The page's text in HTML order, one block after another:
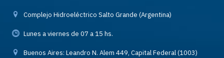
Complejo Hidroeléctrico Salto Grande (Argentina)
Lunes a viernes de 07 a 15 hs.
Buenos Aires: Leandro N. Alem 449, Capital Federal (1003)